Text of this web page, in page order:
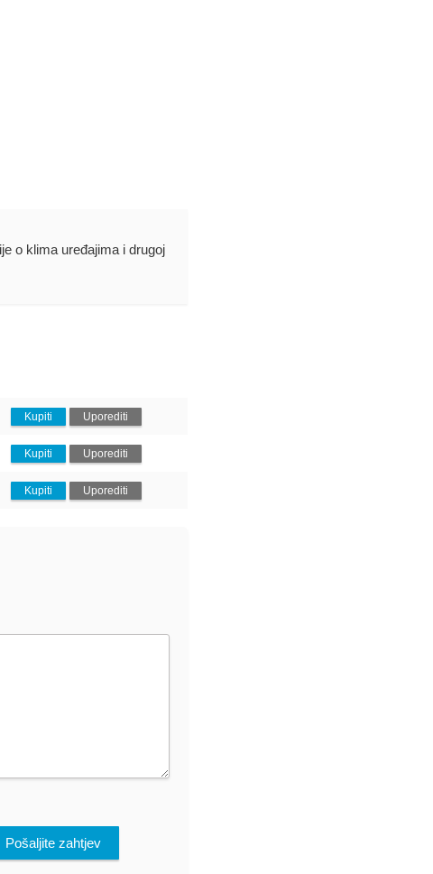
o klima uređajima i drugoj
Kupiti Uporediti
Kupiti Uporediti
Kupiti Uporediti
Pošaljite zahtjev